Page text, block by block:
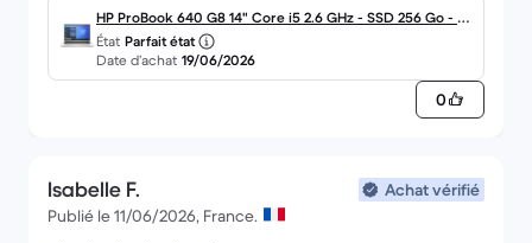
HP ProBook 640 G8 14" Core i5 2.6 GHz - SSD 256 Go - 16
Go AZERTY - Français
État Parfait état
Date d’achat 19/06/2026
0
Isabelle F.
Achat vérifié
Publié le 11/06/2026, France.